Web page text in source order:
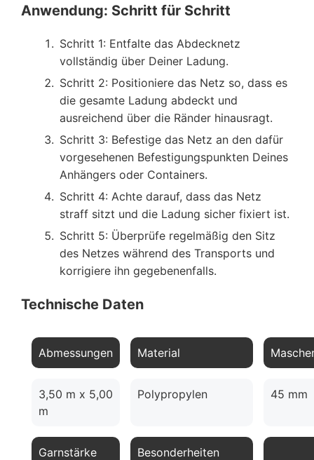
Anwendung: Schritt für Schritt
Schritt 1: Entfalte das Abdecknetz
vollständig über Deiner Ladung.
Schritt 2: Positioniere das Netz so, dass es
die gesamte Ladung abdeckt und
ausreichend über die Ränder hinausragt.
Schritt 3: Befestige das Netz an den dafür
vorgesehenen Befestigungspunkten Deines
Anhängers oder Containers.
Schritt 4: Achte darauf, dass das Netz
straff sitzt und die Ladung sicher fixiert ist.
Schritt 5: Überprüfe regelmäßig den Sitz
des Netzes während des Transports und
korrigiere ihn gegebenenfalls.
Technische Daten
Abmessungen Material
3,50 m x 5,00
m
Polypropylen 45 mm
Garnstärke Besonderheiten